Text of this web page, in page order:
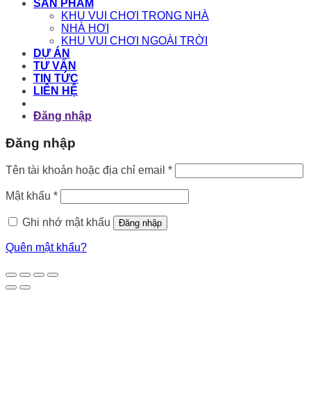
SẢN PHẨM
KHU VUI CHƠI TRONG NHÀ
NHÀ HƠI
KHU VUI CHƠI NGOÀI TRỜI
DỰ ÁN
TƯ VẤN
TIN TỨC
LIÊN HỆ
Đăng nhập
Đăng nhập
Tên tài khoản hoặc địa chỉ email *Bắt
buộc
Mật khẩu *Bắt
buộc
Ghi nhớ mật khẩu
Đăng nhập
Quên mật khẩu?